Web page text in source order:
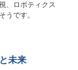
、ロボティクス
うです。
未来